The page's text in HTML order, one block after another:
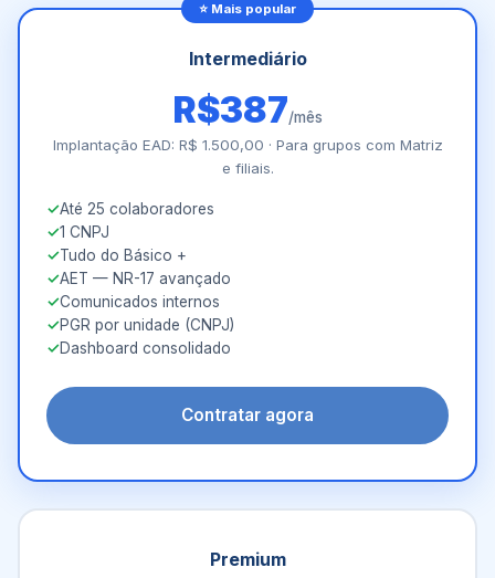
⭐ Mais popular
Intermediário
R$387/mês
Implantação EAD: R$ 1.500,00 · Para grupos com Matriz
e filiais.
Até 25 colaboradores
1 CNPJ
Tudo do Básico +
AET — NR-17 avançado
Comunicados internos
PGR por unidade (CNPJ)
Dashboard consolidado
Contratar agora
Premium